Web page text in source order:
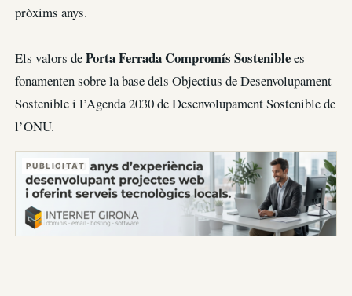
pròxims anys.
Els valors dePorta Ferrada Compromís Sosteniblees
fonamenten sobre la base dels Objectius de Desenvolupament
Sostenible i l’Agenda 2030 de Desenvolupament Sostenible de
l’ONU.
PUBLICITAT